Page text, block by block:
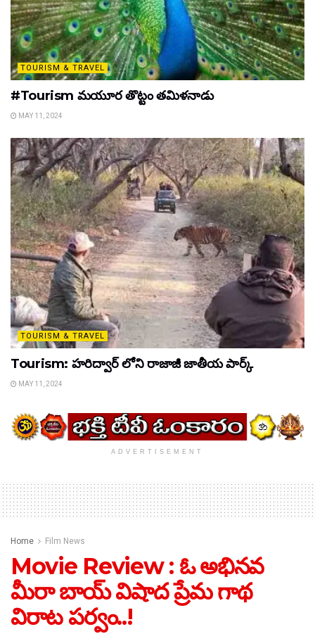
TOURISM & TRAVEL
#Tourism మయూర తొట్టం తమిళనాడు
MAY 11, 2024
TOURISM & TRAVEL
Tourism: హరిద్వార్ లోని రాజాజీ జాతీయ పార్క్
MAY 11, 2024
ADVERTISEMENT
Home Film News
Movie Review : ఓ అభిన‌వ
మీరా బాయ్ విషాద ప్రేమ గాథ‌
విరాట ప‌ర్వం..!